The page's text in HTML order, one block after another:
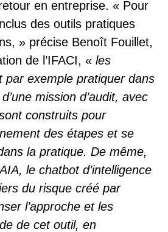
en entreprise. « Pour
des outils pratiques
» précise Benoît Fouillet,
de l’IFACI, « les
par exemple pratiquer dans
mission d’audit, avec
construits pour
des étapes et se
la pratique. De même,
le chatbot d’intelligence
du risque créé par
l’approche et les
de cet outil, en